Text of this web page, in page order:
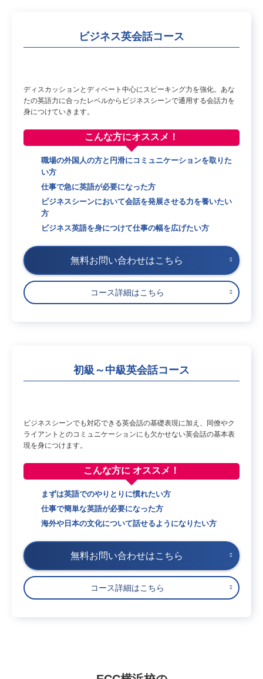
ビジネス英会話コース
ディスカッションとディベート中心にスピーキング力を強化。あな
たの英語力に合ったレベルからビジネスシーンで通用する会話力を
身につけていきます。
こんな方にオススメ！
職場の外国人の方と円滑にコミュニケーションを取りた
い方
仕事で急に英語が必要になった方
ビジネスシーンにおいて会話を発展させる力を養いたい
方
ビジネス英語を身につけて仕事の幅を広げたい方
無料お問い合わせはこちら
コース詳細はこちら
初級～中級英会話コース
ビジネスシーンでも対応できる英会話の基礎表現に加え、同僚やク
ライアントとのコミュニケーションにも欠かせない英会話の基本表
現を身につけます。
こんな方に オススメ！
まずは英語でのやりとりに慣れたい方
仕事で簡単な英語が必要になった方
海外や日本の文化について話せるようになりたい方
無料お問い合わせはこちら
コース詳細はこちら